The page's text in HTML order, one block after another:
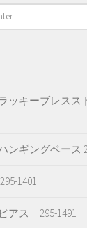
ッキーブレス
ギングベース
1401
アス 295-1491